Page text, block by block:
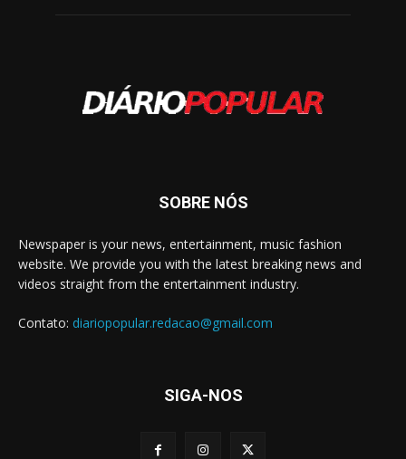
SOBRE NÓS
Newspaper is your news, entertainment, music fashion
website. We provide you with the latest breaking news and
videos straight from the entertainment industry.
Contato: diariopopular.redacao@gmail.com
SIGA-NOS